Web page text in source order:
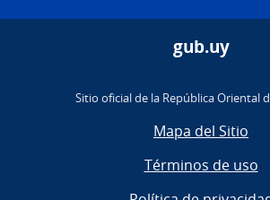
gub.uy
Sitio oficial de la República Oriental
Mapa del Sitio
Términos de uso